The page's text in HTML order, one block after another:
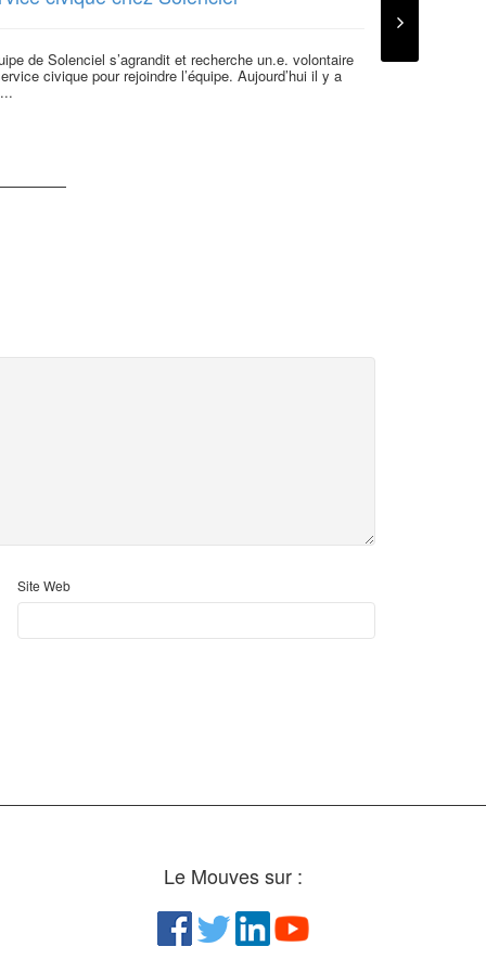
de Solenciel s’agrandit et recherche un.e. volontaire
civique pour rejoindre l’équipe. Aujourd’hui il y a
Site Web
Le Mouves sur :